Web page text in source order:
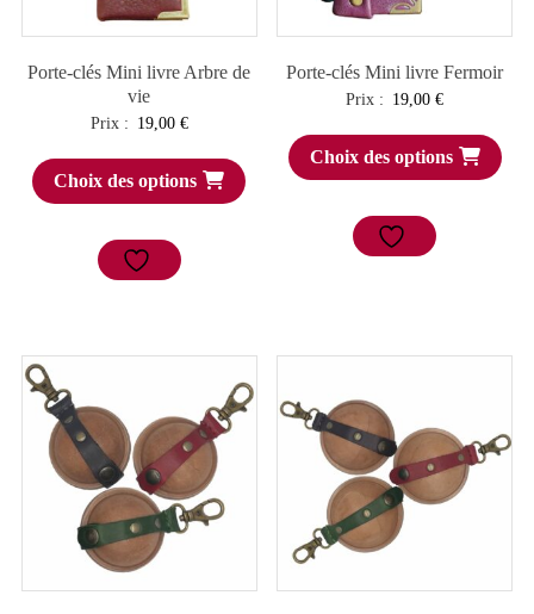
Porte-clés Mini livre Arbre de
vie
Prix : 19,00 €
Choix des options
Porte-clés Mini livre Fermoir
Prix : 19,00€
Choix des options